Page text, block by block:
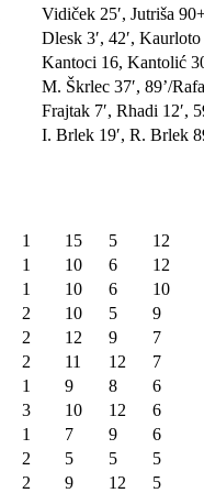
Vidiček 25′, Jutriša
Dlesk 3′, 42′,
Kantoci 16, Kantolić
M. Škrlec 37′, 89’/
Frajtak 7′, Rhadi 12′,
I. Brlek 19′, R. Brlek
1 15 5
12
1 10 6
12
1 10 6
10
2 10 5
9
2 12 9
7
2 11 12
7
1 9 8
6
3 10 12
6
1 7 9
6
2 5 5
5
2 9 12
5